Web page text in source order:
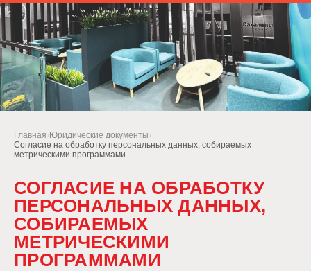
Главная› Юридические документы›
Согласие на обработку персональных данных, собираемых
метрическими программами
СОГЛАСИЕ НА ОБРАБОТКУ
ПЕРСОНАЛЬНЫХ ДАННЫХ,
СОБИРАЕМЫХ
МЕТРИЧЕСКИМИ
ПРОГРАММАМИ